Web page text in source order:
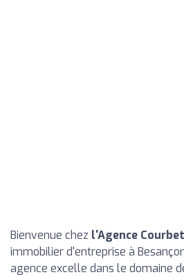
Bienvenue chez l'Agence Courbet
immobilier d'entreprise à
agence excelle dans le domaine